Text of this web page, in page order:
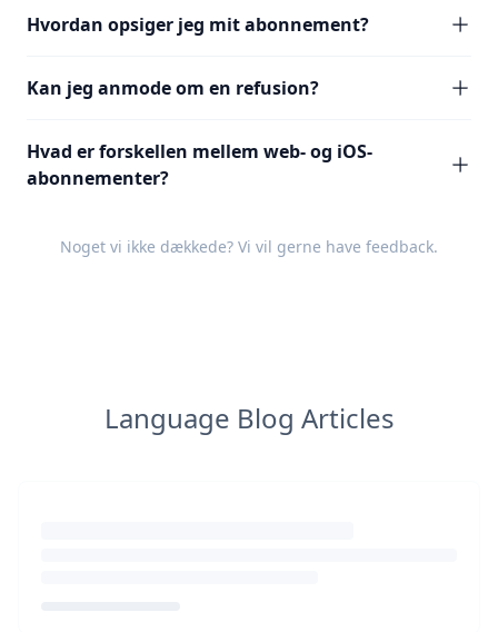
Hvordan opsiger jeg mit abonnement?
Kan jeg anmode om en refusion?
Hvad er forskellen mellem web- og iOS-
abonnementer?
Noget vi ikke dækkede? Vi vil gerne have feedback.
Language Blog Articles